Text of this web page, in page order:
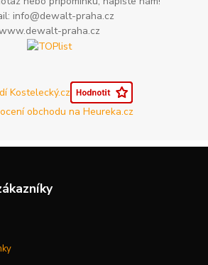
info@dewalt-praha.cz
praha.cz